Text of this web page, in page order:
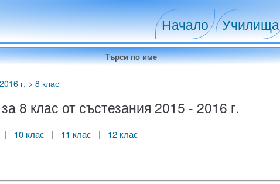
Начало Училища
г. > 8 клас
8 клас от състезания 2015 - 2016 г.
| 10 клас | 11 клас | 12 клас